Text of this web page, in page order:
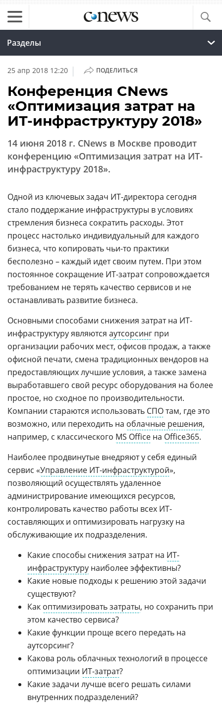
Разделы
25 апр 2018 12:20 | ПОДЕЛИТЬСЯ
Конференция CNews
«Оптимизация затрат на
ИТ-инфраструктуру 2018»
14 июня 2018 г. CNews в Москве проводит
конференцию «Оптимизация затрат на ИТ-
инфраструктуру 2018».
Одной из ключевых задач ИТ-директора сегодня
стало поддержание инфраструктуры в условиях
стремления бизнеса сократить расходы. Этот
процесс настолько индивидуальный для каждого
бизнеса, что копировать чьи-то практики
бесполезно – каждый идет своим путем. При этом
постоянное сокращение ИТ-затрат сопровождается
требованием не терять качество сервисов и не
останавливать развитие бизнеса.
Основными способами снижения затрат на ИТ-
инфраструктуру являются аутсорсинг при
организации рабочих мест, офисов продаж, а также
офисной печати, смена традиционных вендоров на
предоставляющих лучшие условия, а также замена
выработавшего свой ресурс оборудования на более
простое, но сходное по производительности.
Компании стараются использовать СПОтам, где это
возможно, или переходить на облачные решения,
например, с классического MS Office на Office365.
Наиболее продвинутые внедряют у себя единый
сервис «Управление ИТ-инфраструктурой»,
позволяющий осуществлять удаленное
администрирование имеющихся ресурсов,
контролировать качество работы всех ИТ-
составляющих и оптимизировать нагрузку на
обслуживающие их подразделения.
Какие способы снижения затрат на ИТ-
инфраструктуру наиболее эффективны?
Какие новые подходы к решению этой задачи
существуют?
Как оптимизировать затраты, но сохранить при
этом качество сервиса?
Какие функции проще всего передать на
аутсорсинг?
Какова роль облачных технологий в процессе
оптимизации ИТ-затрат?
Какие задачи лучше всего решать силами
внутренних подразделений?